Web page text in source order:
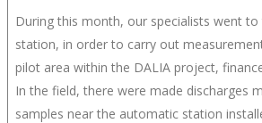
During this month, our specialists went
station, in order to carry out
pilot area within the DALIA project,
In the field, there were made discharges
samples near the automatic station